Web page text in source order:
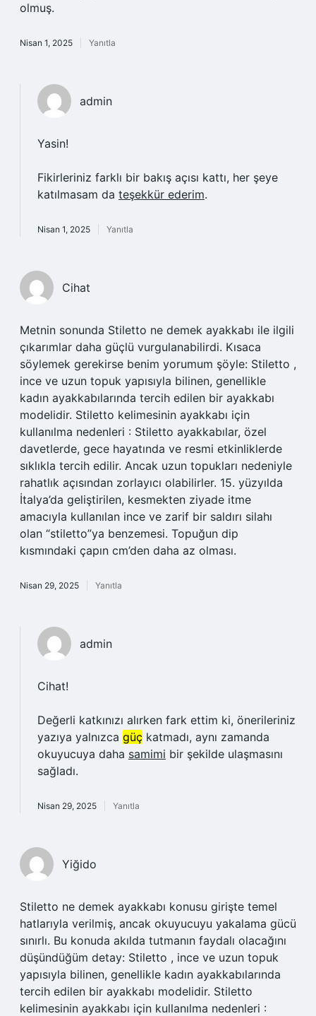
olmuş.
Nisan 1, 2025 Yanıtla
admin
Yasin!
Fikirleriniz farklı bir bakış açısı kattı, her şeye
katılmasam da teşekkür ederim.
Nisan 1, 2025 Yanıtla
Cihat
Metnin sonunda Stiletto ne demek ayakkabı ile ilgili
çıkarımlar daha güçlü vurgulanabilirdi. Kısaca
söylemek gerekirse benim yorumum şöyle: Stiletto ,
ince ve uzun topuk yapısıyla bilinen, genellikle
kadın ayakkabılarında tercih edilen bir ayakkabı
modelidir. Stiletto kelimesinin ayakkabı için
kullanılma nedenleri : Stiletto ayakkabılar, özel
davetlerde, gece hayatında ve resmi etkinliklerde
sıklıkla tercih edilir. Ancak uzun topukları nedeniyle
rahatlık açısından zorlayıcı olabilirler. 15. yüzyılda
İtalya’da geliştirilen, kesmekten ziyade itme
amacıyla kullanılan ince ve zarif bir saldırı silahı
olan “stiletto”ya benzemesi. Topuğun dip
kısmındaki çapın cm’den daha az olması.
Nisan 29, 2025 Yanıtla
admin
Cihat!
Değerli katkınızı alırken fark ettim ki, önerileriniz
yazıya yalnızca güç katmadı, aynı zamanda
okuyucuya daha samimi bir şekilde ulaşmasını
sağladı.
Nisan 29, 2025 Yanıtla
Yiğido
Stiletto ne demek ayakkabı konusu girişte temel
hatlarıyla verilmiş, ancak okuyucuyu yakalama gücü
sınırlı. Bu konuda akılda tutmanın faydalı olacağını
düşündüğüm detay: Stiletto , ince ve uzun topuk
yapısıyla bilinen, genellikle kadın ayakkabılarında
tercih edilen bir ayakkabı modelidir. Stiletto
kelimesinin ayakkabı için kullanılma nedenleri :